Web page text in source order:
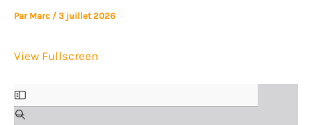
Par Marc / 3 juillet 2026
View Fullscreen
Aller
au